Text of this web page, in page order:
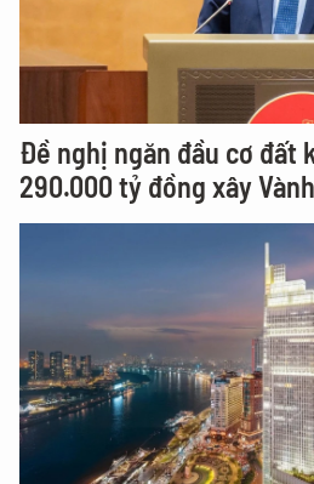
Đề nghị ngăn đầu cơ đất
290.000 tỷ đồng xây